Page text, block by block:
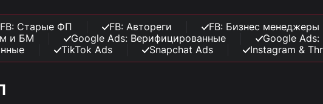
FB: Старые ФП FB: Автореги FB: Бизнес менеджеры
и БМ
Google Ads: Верифицированные Google
TikTok Ads Snapchat Ads Instagram &